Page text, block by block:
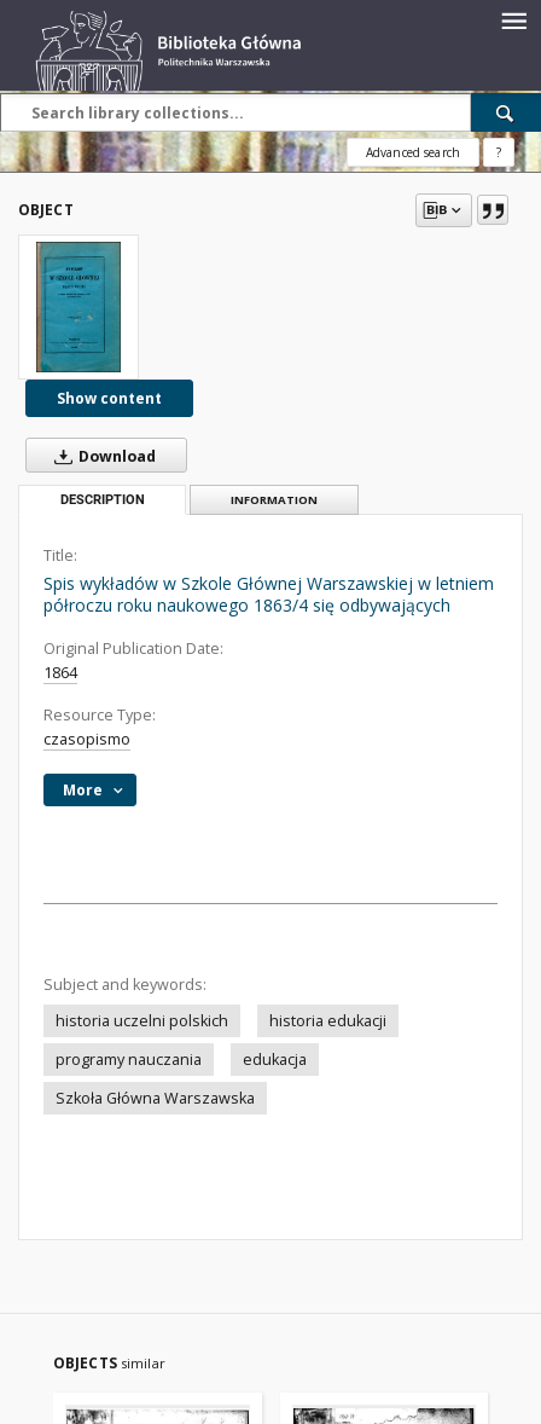
Advanced search ?
OBJECT
Show content
Download
DESCRIPTION INFORMATION
Title:
Spis wykładów w Szkole Głównej Warszawskiej w letniem
półroczu roku naukowego 1863/4 się odbywających
Original Publication Date:
1864
Resource Type:
czasopismo
More
Subject and keywords:
historia uczelni polskich
historia edukacji
programy nauczania
edukacja
Szkoła Główna Warszawska
OBJECTS similar